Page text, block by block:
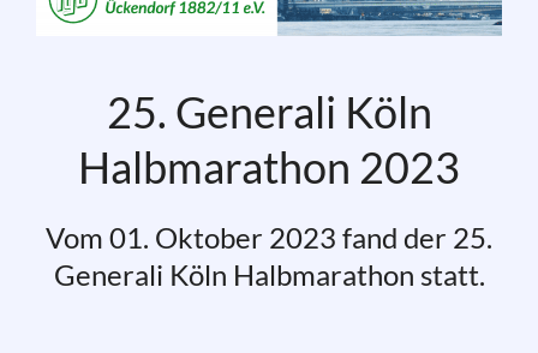
25. Generali Köln
Halbmarathon 2023
Vom 01. Oktober 2023 fand der 25.
Generali Köln Halbmarathon statt.